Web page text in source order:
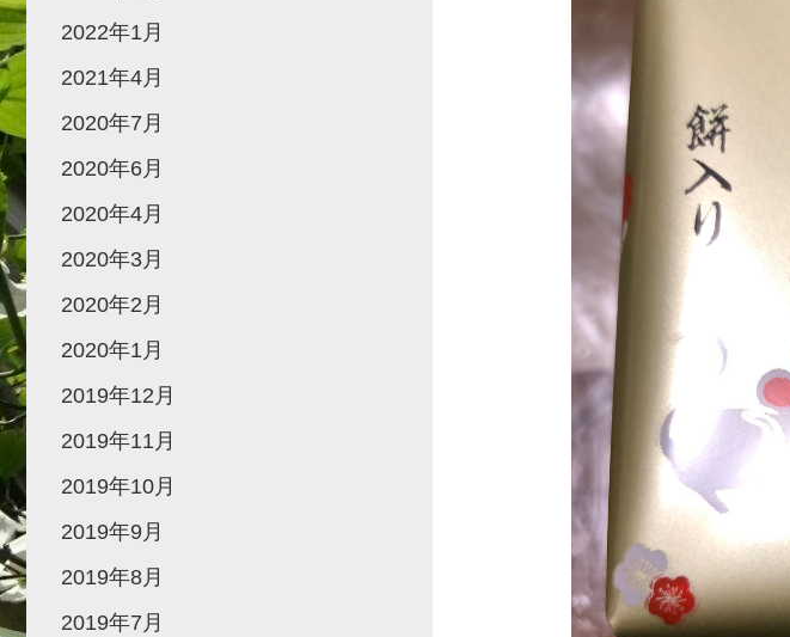
2022年1月
2021年4月
2020年7月
2020年6月
2020年4月
2020年3月
2020年2月
2020年1月
2019年12月
2019年11月
2019年10月
2019年9月
2019年8月
2019年7月